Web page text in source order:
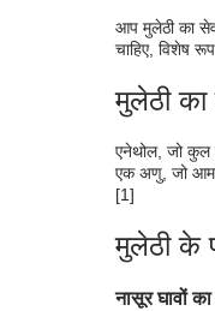
आप मुलेठी का
चाहिए, विशेष
मुलेठी का
एनेथोल, जो कुल
एक अणु, जो
[1]
मुलेठी के
नासूर घावों